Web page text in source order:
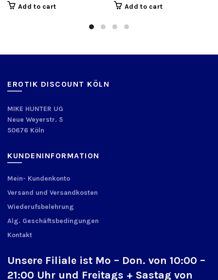
Add to cart Add to cart
EROTIK DISCOUNT KÖLN
MIKE HUNTER UG
Neue Weyerstr. 5
50676 Köln
KUNDENINFORMATION
Mein- Kundenkonto
Versand und Versandkosten
Wiederufsbelehrung
Alg. Geschäftsbedingungen
Kontakt
Unsere Filiale ist Mo – Don. von 10:00 –
21:00 Uhr und Freitags + Sastag von